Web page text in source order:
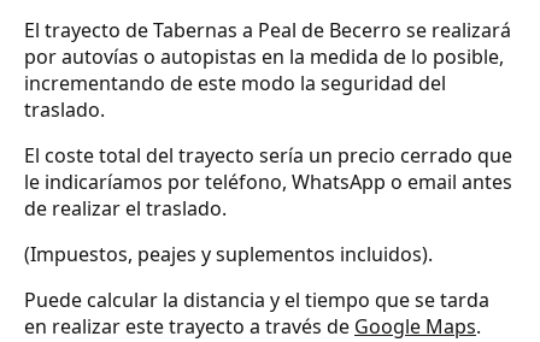
El trayecto de Tabernas a Peal de Becerro se realizará
por autovías o autopistas en la medida de lo posible,
incrementando de este modo la seguridad del
traslado.
El coste total del trayecto sería un precio cerrado que
le indicaríamos por teléfono, WhatsApp o email antes
de realizar el traslado.
(Impuestos, peajes y suplementos incluidos).
Puede calcular la distancia y el tiempo que se tarda
en realizar este trayecto a través de Google Maps.